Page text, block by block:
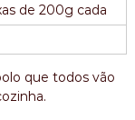
de 200g cada
que todos vão